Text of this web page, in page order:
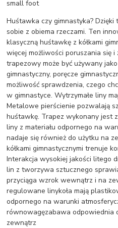
small foot
Huśtawka czy gimnastyka?
sobie z obiema rzeczami. Ten
klasyczną huśtawkę z kółkami
więcej możliwości poruszania się i
trapezowy może być używany
gimnastyczny, poręcze
możliwość sprawdzenia, czego
w gimnastyce. Wytrzymałe liny
Metalowe pierścienie pozwalają
huśtawkę. Trapez wykonany jest
liny z materiału odpornego na
nadaje się również do użytku na
kółkami gimnastycznymi trenuje
Interakcja wysokiej jakości litego
lin z tworzywa sztucznego
przyciąga wzrok wewnątrz i na
regulowane linykoła mają
odpornego na warunki
równowagęzabawa odpowiednia
zewnątrz